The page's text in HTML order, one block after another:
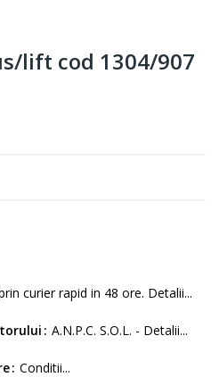
lift cod 1304/907
curier rapid in 48 ore. Detalii...
A.N.P.C. S.O.L. - Detalii...
Conditii...